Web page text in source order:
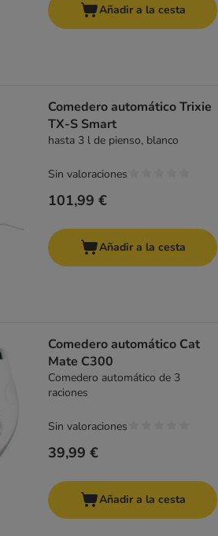
Añadir a la cesta
Comedero automático Trixie
TX-S Smart
hasta 3 l de pienso, blanco
101,99 €
Sin valoraciones
Añadir a la cesta
Comedero automático Cat
Mate C300
Comedero automático de 3
raciones
39,99 €
Sin valoraciones
Añadir a la cesta